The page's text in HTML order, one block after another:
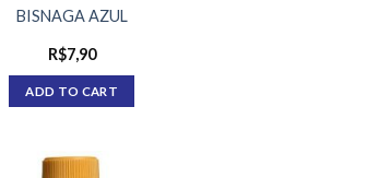
BISNAGA AZUL
R$7,90
ADD TO CART